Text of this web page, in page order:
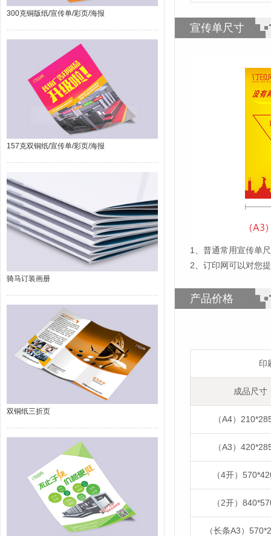
300克铜版纸/宣传单/彩页/海报
157克双铜纸/宣传单/彩页/海报
骑马订装画册
双铜纸三折页
宣传单尺寸
1
普通常用宣传单
2、订印网可以对您
产品价格
印
成品尺寸
（A4）
（A3）
（4开）
（2开）
（长条A3）